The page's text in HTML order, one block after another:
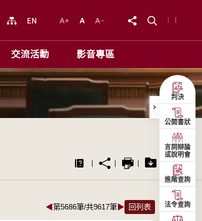
交流活動 影音專區
◀第5686筆/共9617筆▶ 回列表
判決
公開書狀
言詞辯論
或說明會
進階查詢
法令查詢